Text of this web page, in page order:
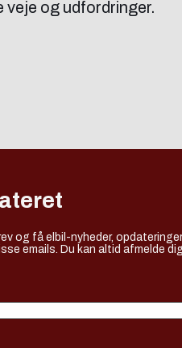
veje og udfordringer.
og få elbil-nyheder,
emails. Du kan altid afmelde